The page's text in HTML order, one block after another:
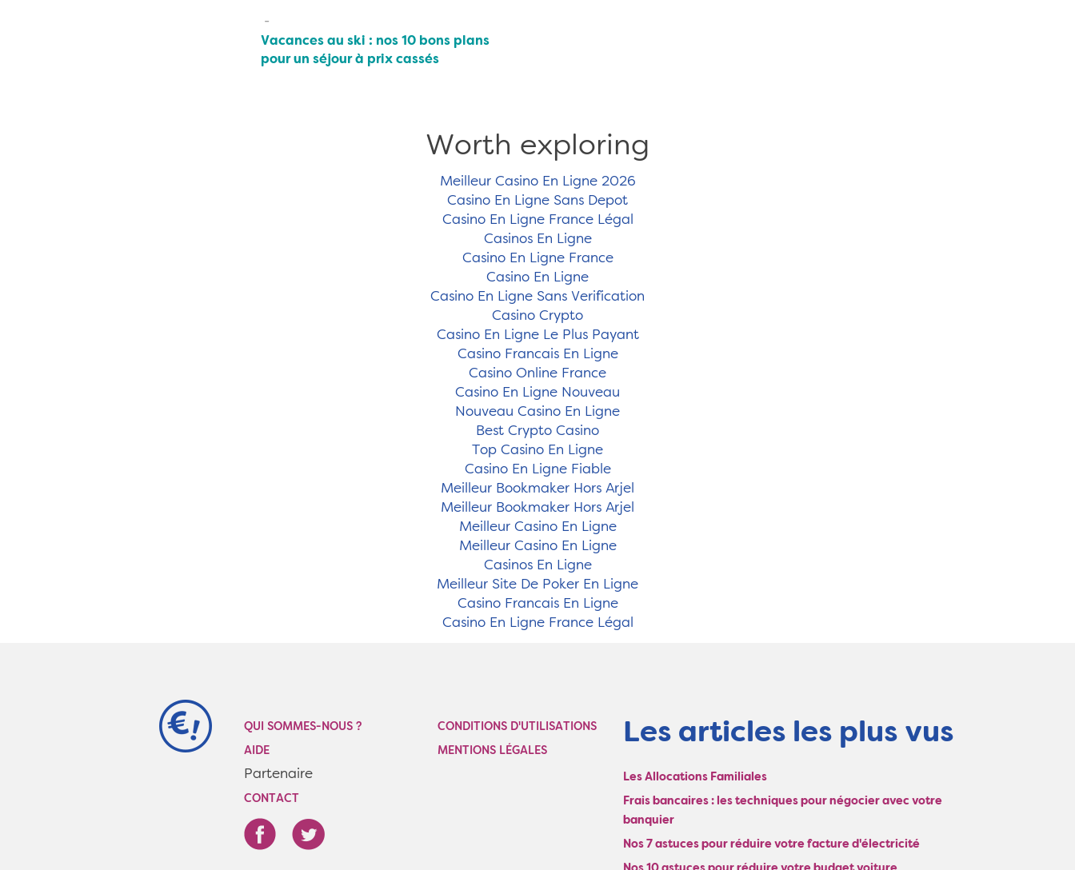
Vacances au ski : nos 10 bons plans
pour un séjour à prix cassés
Worth exploring
Meilleur Casino En Ligne 2026
Casino En Ligne Sans Depot
Casino En Ligne France Légal
Casinos En Ligne
Casino En Ligne France
Casino En Ligne
Casino En Ligne Sans Verification
Casino Crypto
Casino En Ligne Le Plus Payant
Casino Francais En Ligne
Casino Online France
Casino En Ligne Nouveau
Nouveau Casino En Ligne
Best Crypto Casino
Top Casino En Ligne
Casino En Ligne Fiable
Meilleur Bookmaker Hors Arjel
Meilleur Bookmaker Hors Arjel
Meilleur Casino En Ligne
Meilleur Casino En Ligne
Casinos En Ligne
Meilleur Site De Poker En Ligne
Casino Francais En Ligne
Casino En Ligne France Légal
Les articles les plus vus
Les Allocations Familiales
Frais bancaires : les techniques pour négocier avec votre
banquier
Nos 7 astuces pour réduire votre facture d'électricité
QUI SOMMES-NOUS ?
AIDE
Partenaire
CONTACT
CONDITIONS D'UTILISATIONS
MENTIONS LÉGALES